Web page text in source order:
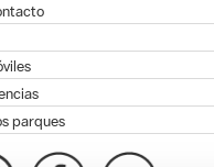
parques